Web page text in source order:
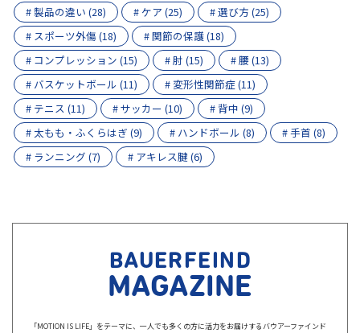
# 製品の違い (28)
# ケア (25)
# 選び方 (25)
# スポーツ外傷 (18)
# 関節の保護 (18)
# コンプレッション (15)
# 肘 (15)
# 腰 (13)
# バスケットボール (11)
# 変形性関節症 (11)
# テニス (11)
# サッカー (10)
# 背中 (9)
# 太もも・ふくらはぎ (9)
# ハンドボール (8)
# 手首 (8)
# ランニング (7)
# アキレス腱 (6)
BAUERFEIND
MAGAZINE
「MOTION IS LIFE」をテーマに、一人でも多くの方に活力をお届けするバウアーファインド